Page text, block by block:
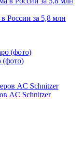
России за 5,8 млн
(фото)
AC Schnitzer